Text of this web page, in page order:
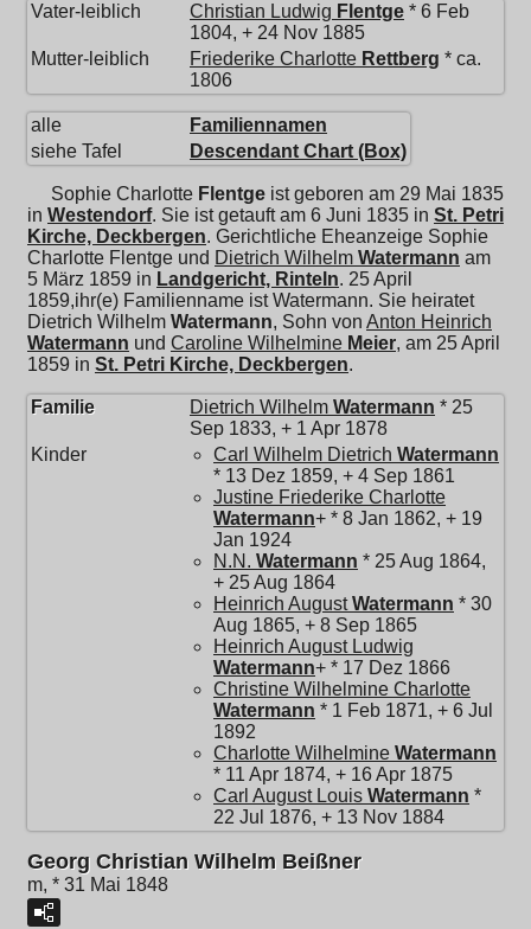
Vater-leiblich Christian Ludwig Flentge * 6 Feb
1804, + 24 Nov 1885
Mutter-leiblich
Friederike Charlotte Rettberg * ca.
1806
alle
Familiennamen
siehe Tafel
Descendant Chart (Box)
Sophie Charlotte Flentge ist geboren am 29 Mai 1835
in Westendorf. Sie ist getauft am 6 Juni 1835 in St. Petri
Kirche, Deckbergen. Gerichtliche Eheanzeige Sophie
Charlotte Flentge und Dietrich Wilhelm Watermann am
5 März 1859 in Landgericht, Rinteln. 25 April
1859,ihr(e) Familienname ist Watermann. Sie heiratet
Dietrich Wilhelm Watermann, Sohn von Anton Heinrich
Watermann und Caroline Wilhelmine Meier, am 25 April
1859 in St. Petri Kirche, Deckbergen.
Familie Dietrich Wilhelm Watermann * 25
Sep 1833, + 1 Apr 1878
Kinder
Carl Wilhelm Dietrich Watermann
* 13 Dez 1859, + 4 Sep 1861
Justine Friederike Charlotte
Watermann+ * 8 Jan 1862, + 19
Jan 1924
N.N. Watermann * 25 Aug 1864,
+ 25 Aug 1864
Heinrich August Watermann * 30
Aug 1865, + 8 Sep 1865
Heinrich August Ludwig
Watermann+ * 17 Dez 1866
Christine Wilhelmine Charlotte
Watermann * 1 Feb 1871, + 6 Jul
1892
Charlotte Wilhelmine Watermann
* 11 Apr 1874, + 16 Apr 1875
Carl August Louis Watermann *
22 Jul 1876, + 13 Nov 1884
Georg Christian Wilhelm Beißner
m, * 31 Mai 1848